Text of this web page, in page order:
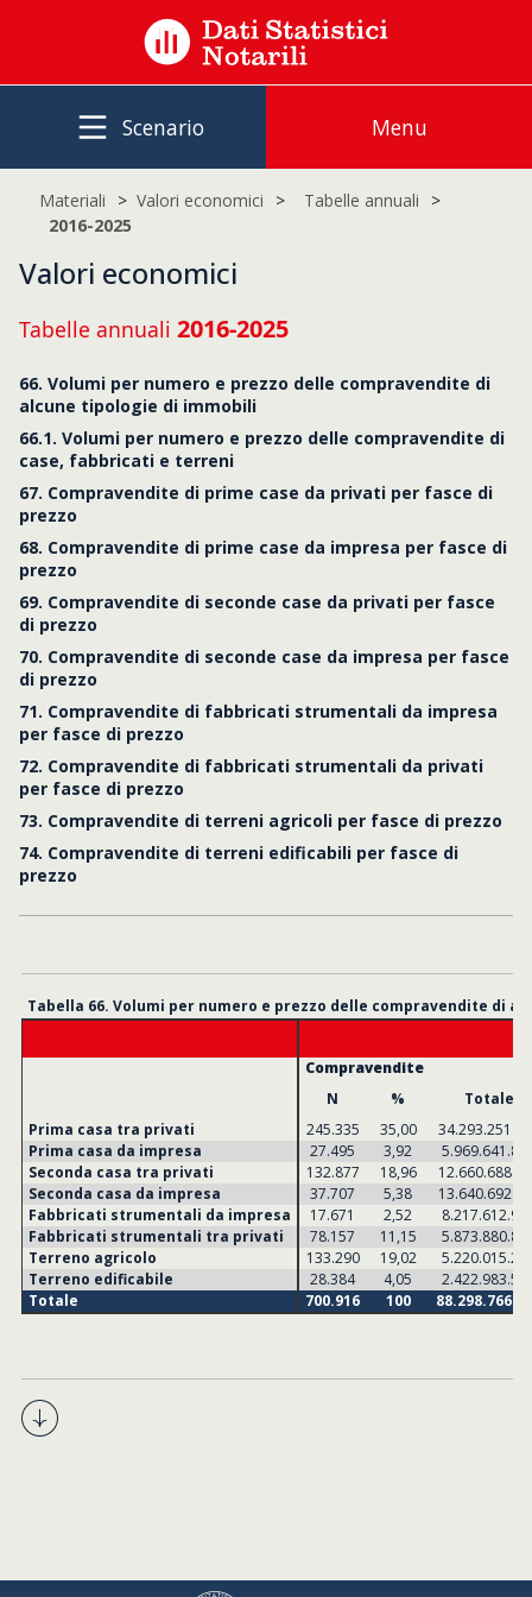
Scenario Menu
Materiali Valori economici
Tabelle annuali
2016-2025
Valori economici
Tabelle annuali 2016-2025
66. Volumi per numero e prezzo delle compravendite di
alcune tipologie di immobili
66.1. Volumi per numero e prezzo delle compravendite di
case, fabbricati e terreni
67. Compravendite di prime case da privati per fasce di
prezzo
68. Compravendite di prime case da impresa per fasce di
prezzo
69. Compravendite di seconde case da privati per fasce
di prezzo
70. Compravendite di seconde case da impresa per fasce
di prezzo
71. Compravendite di fabbricati strumentali da impresa
per fasce di prezzo
72. Compravendite di fabbricati strumentali da privati
per fasce di prezzo
73. Compravendite di terreni agricoli per fasce di prezzo
74. Compravendite di terreni edificabili per fasce di
prezzo
Tabella 66. Volumi per numero e prezzo delle compravendite di
Compravendite
N
%
Totale
Prima casa tra privati
245.335 35,00
Prima casa da impresa
27.495 3,92
Seconda casa tra privati
132.877 18,96
Seconda casa da impresa
37.707 5,38
Fabbricati strumentali da impresa
17.671 2,52
Fabbricati strumentali tra privati
78.157 11,15
Terreno agricolo
133.290 19,02
Terreno edificabile
28.384 4,05
Totale
700.916 100